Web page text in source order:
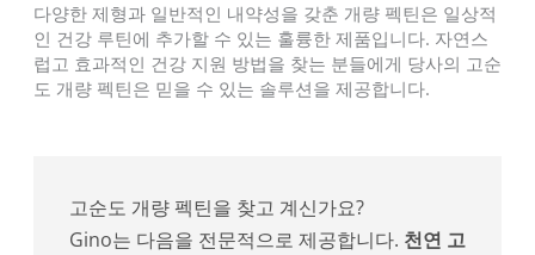
다양한 제형과 일반적인 내약성을 갖춘 개량 펙틴은 일상적
인 건강 루틴에 추가할 수 있는 훌륭한 제품입니다. 자연스
럽고 효과적인 건강 지원 방법을 찾는 분들에게 당사의 고순
도 개량 펙틴은 믿을 수 있는 솔루션을 제공합니다.
고순도 개량 펙틴을 찾고 계신가요?
Gino는 다음을 전문적으로 제공합니다. 천연 고